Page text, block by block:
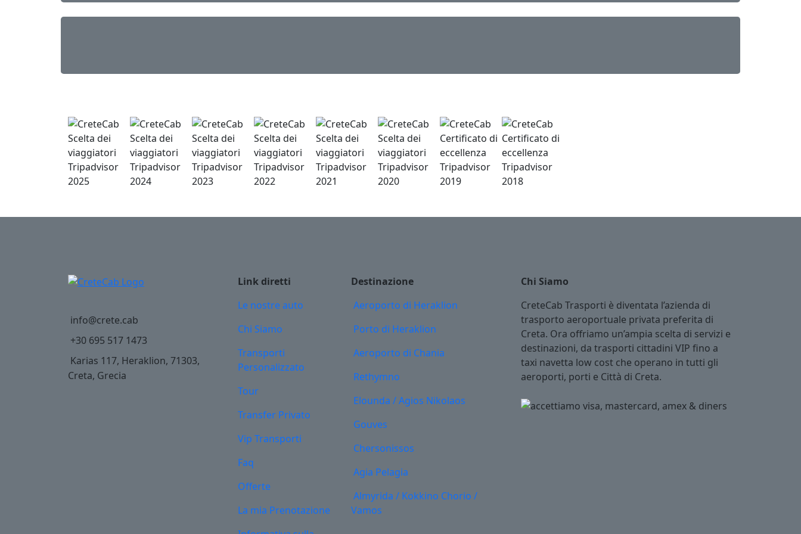
info@crete.cab
+30 695 517 1473
Karias 117, Heraklion, 71303,
Creta, Grecia
Link diretti
Le nostre auto
Chi Siamo
Transporti
Personalizzato
Tour
Transfer Privato
Vip Transporti
Faq
Offerte
La mia Prenotazione
Destinazione
Aeroporto di Heraklion
Porto di Heraklion
Aeroporto di Chania
Rethymno
Elounda / Agios Nikolaos
Gouves
Chersonissos
Agia Pelagia
Almyrida / Kokkino Chorio /
Vamos
Chi Siamo
CreteCab Trasporti è diventata l’azienda di
trasporto aeroportuale privata preferita di
Creta. Ora offriamo un’ampia scelta di servizi e
destinazioni, da trasporti cittadini VIP fino a
taxi navetta low cost che operano in tutti gli
aeroporti, porti e Città di Creta.